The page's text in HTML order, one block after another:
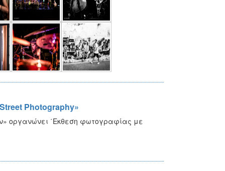
Photography»
οργανώνει ΄Εκθεση φωτογραφίας με